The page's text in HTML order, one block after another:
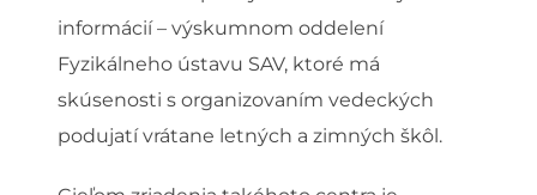
informácií – výskumnom oddelení
Fyzikálneho ústavu SAV, ktoré má
skúsenosti s organizovaním vedeckých
podujatí vrátane letných a zimných škôl.